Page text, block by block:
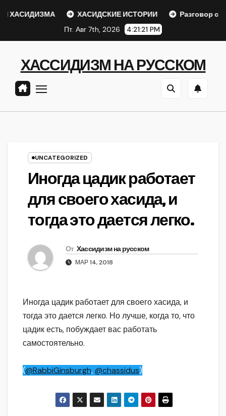
ХАСИДСКИЕ ИСТОРИИ
Разговор с
Пт. Авг 7th, 2026
4:21:21 PM
ХАССИДИЗМ НА РУССКОМ
UNCATEGORIZED
Иногда цадик работает
для своего хасида, и
тогда это дается легко.
От Хассидизм на русском
МАР 14, 2018
Иногда цадик работает для своего хасида, и
тогда это дается легко. Но лучше, когда то, что
цадик есть, побуждает вас работать
самостоятельно.
(@RabbiGinsburgh,@chassidus)